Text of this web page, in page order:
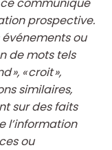
prospective.
ou
de mots tels
», « croit »,
similaires,
sur des faits
l’information
ou